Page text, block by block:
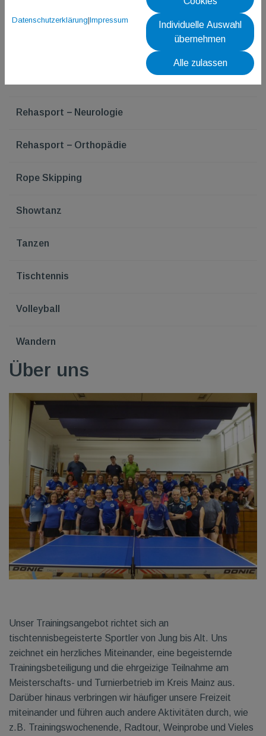
Rehasport − Neurologie
Rehasport − Orthopädie
Rope Skipping
Showtanz
Tanzen
Tischtennis
Volleyball
Wandern
Über uns
Unser Trainingsangebot richtet sich an
tischtennisbegeisterte Sportler von Jung bis Alt. Uns
zeichnet ein herzliches Miteinander, eine begeisternde
Trainingsbeteiligung und die ehrgeizige Teilnahme am
Meisterschafts- und Turnierbetrieb im Kreis Mainz aus.
Darüber hinaus verbringen wir häufiger unsere Freizeit
miteinander und führen auch andere Aktivitäten durch, wie
z.B. Trainingswochenende, Radtour, Weinprobe und Vieles
Datenschutzerklärung|Impressum
Individuelle Auswahl
übernehmen
Alle zulassen